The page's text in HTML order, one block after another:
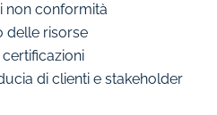
non conformità
delle risorse
di clienti e stakeholder